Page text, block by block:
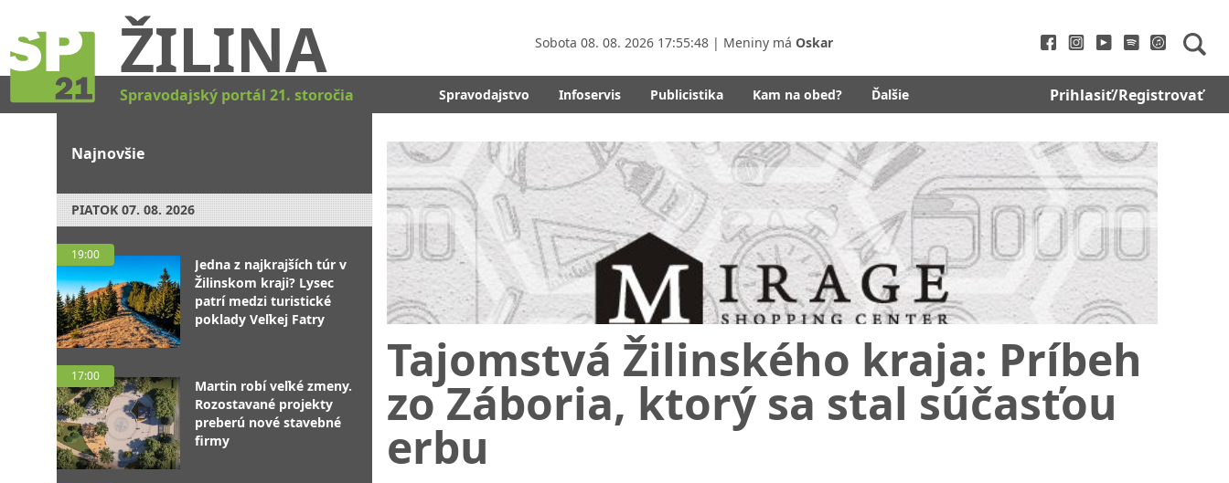
ŽILINA Sobota 08. 08. 2026 17:55:49 | Meniny má Oskar
Spravodajský portál 21. storočia Spravodajstvo Infoservis Publicistika Kam na obed? Ďalšie Prihlasiť/Registrovať
Najnovšie
PIATOK 07. 08. 2026
19:00
Jedna z najkrajších túr v
Žilinskom kraji? Lysec
patrí medzi turistické
poklady Veľkej Fatry
17:00
Martin robí veľké zmeny.
Rozostavané projekty
preberú nové stavebné
firmy
Tajomstvá Žilinského kraja: Príbeh
zo Záboria, ktorý sa stal súčasťou
erbu